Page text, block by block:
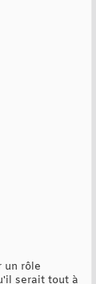
un rôle
serait tout à